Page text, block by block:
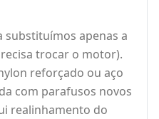
substituímos apenas a
trocar o motor).
reforçado ou aço
com parafusos novos
realinhamento do